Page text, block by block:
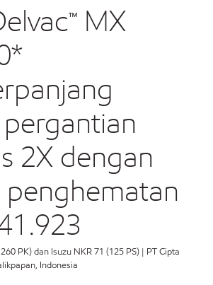
MX
2X dengan
PK) dan Isuzu NKR 71 (125 PS) | PT Cipta
Indonesia